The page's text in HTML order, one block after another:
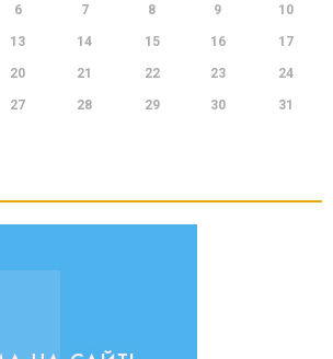
6 7 8 9 10
13 14 15 16 17
20 21 22 23 24
27 28 29 30 31